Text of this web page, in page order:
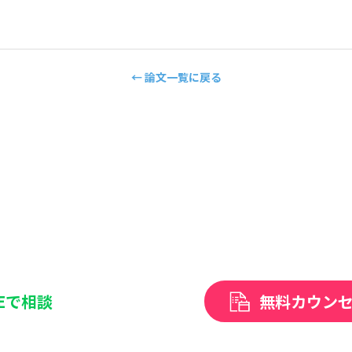
← 論文一覧に戻る
で相談 無料カウン